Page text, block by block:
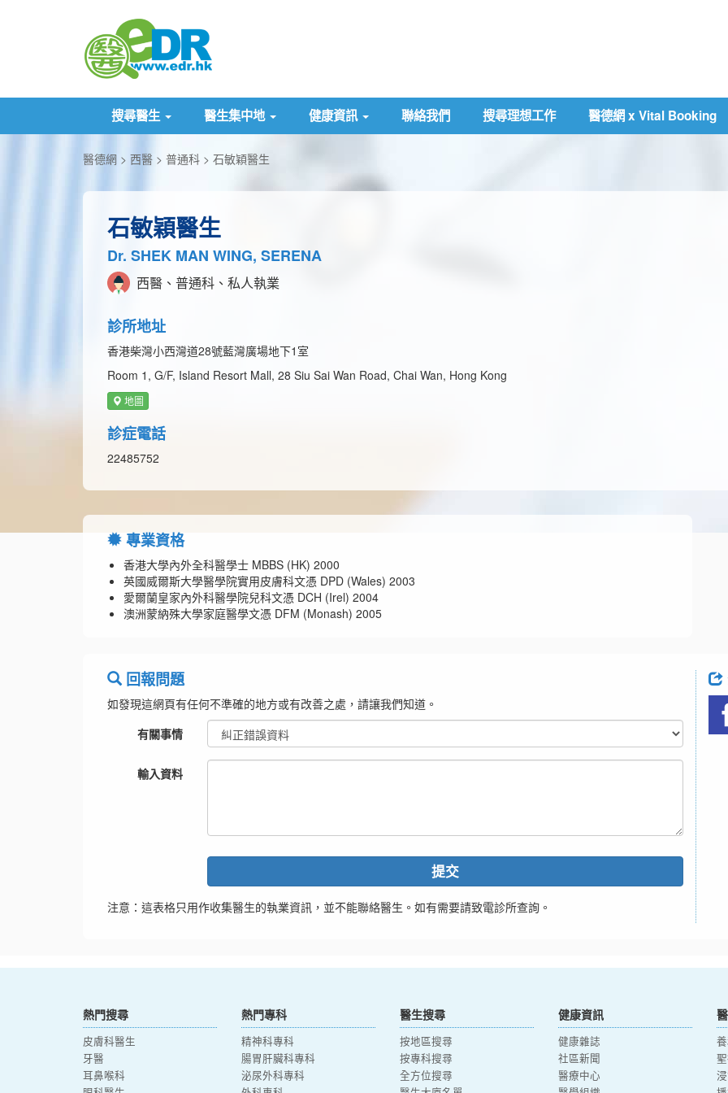
搜尋醫生 醫生集中地 健康資訊 聯絡我們 搜尋理想工作 醫德網 x Vital Booking
醫德網 西醫 普通科 石敏穎醫生
石敏穎醫生
Dr. SHEK MAN WING, SERENA
西醫、普通科、私人執業
診所地址
香港柴灣小西灣道28號藍灣廣場地下1室
Room 1, G/F, Island Resort Mall, 28 Siu Sai Wan Road, Chai Wan, Hong Kong
地圖
診症電話
22485752
專業資格
香港大學內外全科醫學士 MBBS (HK) 2000
英國威爾斯大學醫學院實用皮膚科文憑 DPD (Wales) 2003
愛爾蘭皇家內外科醫學院兒科文憑 DCH (Irel) 2004
澳洲蒙納殊大學家庭醫學文憑 DFM (Monash) 2005
回報問題
如發現這網頁有任何不準確的地方或有改善之處，請讓我們知道。
有關事情
輸入資料
提交
注意：這表格只用作收集醫生的執業資訊，並不能聯絡醫生。如有需要請致電診所查詢。
熱門搜尋
皮膚科醫生
牙醫
耳鼻喉科
熱門專科
精神科專科
腸胃肝臟科專科
泌尿外科專科
醫生搜尋
按地區搜尋
按專科搜尋
全方位搜尋
健康資訊
健康雜誌
社區新聞
醫療中心